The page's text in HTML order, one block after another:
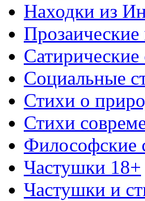
Находки из
Сатирические
Социальные
Стихи о
Стихи
Философские
Частушки 18+
Частушки и